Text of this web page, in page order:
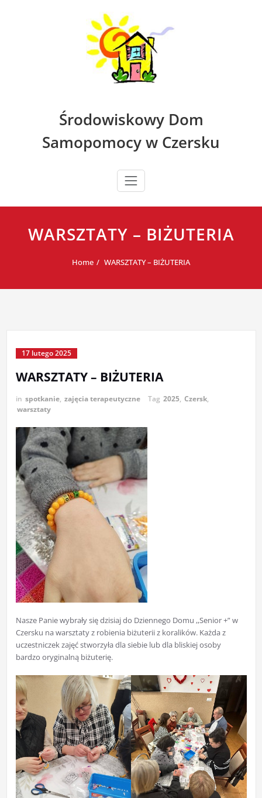
Środowiskowy Dom
Samopomocy w Czersku
WARSZTATY – BIŻUTERIA
Home WARSZTATY – BIŻUTERIA
17 lutego 2025
WARSZTATY – BIŻUTERIA
in spotkanie, zajęcia terapeutyczne Tag 2025, Czersk,
warsztaty
Nasze Panie wybrały się dzisiaj do Dziennego Domu ,,Senior +” w
Czersku na warsztaty z robienia biżuterii z koralików. Każda z
uczestniczek zajęć stworzyła dla siebie lub dla bliskiej osoby
bardzo oryginalną biżuterię.